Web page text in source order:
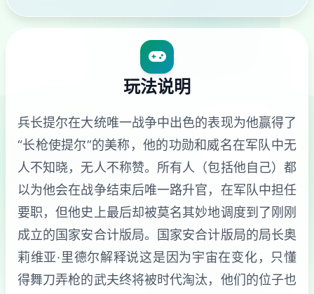
玩法说明
兵长提尔在大统唯一战争中出色的表现为他赢得了
“长枪使提尔”的美称，他的功勋和威名在军队中无
人不知晓，无人不称赞。所有人（包括他自己）都
以为他会在战争结束后唯一路升官，在军队中担任
要职，但他史上最后却被莫名其妙地调度到了刚刚
成立的国家安合计版局。国家安合计版局的局长奥
莉维亚·里德尔解释说这是因为宇宙在变化，只懂
得舞刀弄枪的武夫终将被时代淘汰，他们的位子也